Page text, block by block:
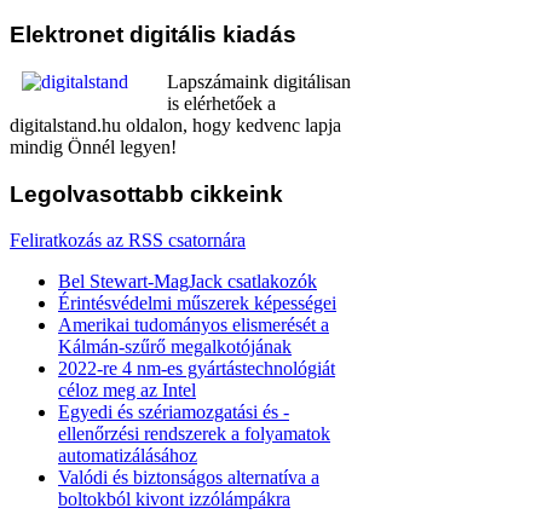
Elektronet digitális kiadás
Lapszámaink digitálisan
is elérhetőek a
digitalstand.hu oldalon, hogy kedvenc lapja
mindig Önnél legyen!
Legolvasottabb cikkeink
Feliratkozás az RSS csatornára
Bel Stewart-MagJack csatlakozók
Érintésvédelmi műszerek képességei
Amerikai tudományos elismerését a
Kálmán-szűrő megalkotójának
2022-re 4 nm-es gyártástechnológiát
céloz meg az Intel
Egyedi és szériamozgatási és -
ellenőrzési rendszerek a folyamatok
automatizálásához
Valódi és biztonságos alternatíva a
boltokból kivont izzólámpákra